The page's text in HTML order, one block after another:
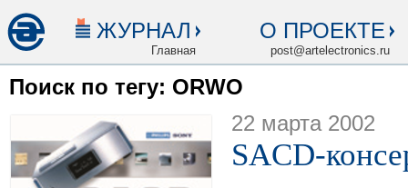
ЖУРНАЛ
Главная
О ПРОЕКТЕ
post@artelectronics.ru
Поиск по тегу: ORWO
22 марта 2002
SACD-